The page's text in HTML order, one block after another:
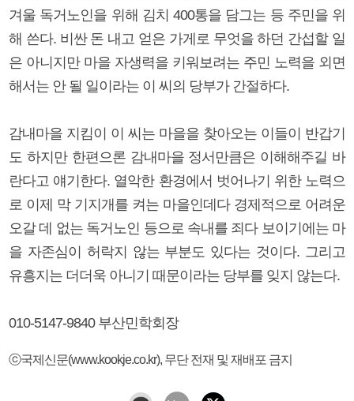
겨울 독거노인을 위해 김치 400통을 담그는 등 주민을 위
해 쓴다. 비싼 돈 내고 얻은 가게로 무엇을 하던 간섭할 일
은 아니지만 마을 자생력을 키워보려는 주민 노력을 외면
해서는 안 될 일이라는 이 씨의 당부가 간절하다.
감내마을 지킴이 이 씨는 마을을 찾아오는 이들이 반갑기
도 하지만 한편으론 감내마을 정서만큼은 이해해주길 바
란다고 얘기한다. 열악한 환경에서 벗어나기 위한 노력으
로 이제 막 기지개를 켜는 마을인데다 경제적으로 어려운
오갈 데 없는 독거노인 등으로 속내를 죄다 보이기에는 마
을 자존심이 허락지 않는 부분도 있다는 것이다. 그리고
유흥지는 더더욱 아니기 때문이라는 당부를 잊지 않는다.
010-5147-9840 부산민학회장
ⓒ국제신문(www.kookje.co.kr), 무단 전재 및 재배포 금지